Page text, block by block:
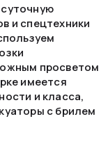
и спецтехники
просветом
имеется
и класса,
с брилем